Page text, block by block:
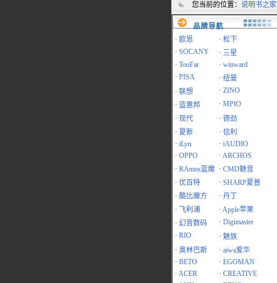
您当前的位置： 说明书之家
品牌导航
· 欧恩 · 松下
· SOCANY · 三星
· TooFar · winward
· PISA · 纽曼
· 联想 · ZINO
· 蓝惠邦 · MPIO
· 现代 · 德劲
· 夏新 · 信利
· iLyn · iAUDIO
· OPPO · ARCHOS
· RAmos蓝魔 · CMD魅音
· 优百特 · SHARP夏普
· 酷比魔方 · 丹丁
·
飞利浦 · Apple苹果
· 幻音数码 · Digimaster
· RIO · 魅族
· 奥林巴斯 · aiwa爱华
· BETO · EGOMAN
· ACER · CREATIVE